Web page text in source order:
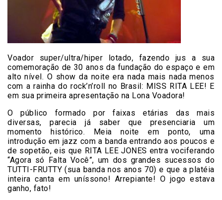
Voador super/ultra/hiper lotado, fazendo jus a sua
comemoração de 30 anos da fundação do espaço e em
alto nível. O show da noite era nada mais nada menos
com a rainha do rock’n’roll no Brasil: MISS RITA LEE! E
em sua primeira apresentação na Lona Voadora!
O público formado por faixas etárias das mais
diversas, parecia já saber que presenciaria um
momento histórico. Meia noite em ponto, uma
introdução em jazz com a banda entrando aos poucos e
de sopetão, eis que RITA LEE JONES entra vociferando
“Agora só Falta Você”, um dos grandes sucessos do
TUTTI-FRUTTY (sua banda nos anos 70) e que a platéia
inteira canta em uníssono! Arrepiante! O jogo estava
ganho, fato!